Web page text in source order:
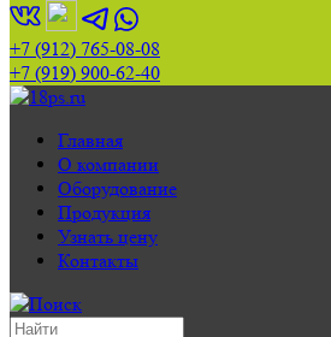
+7 (912) 765-08-08
+7 (919) 900-62-40
Главная
О компании
Оборудование
Продукция
Узнать цену
Контакты